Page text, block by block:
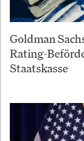
Goldman
Rating-
Staatskasse